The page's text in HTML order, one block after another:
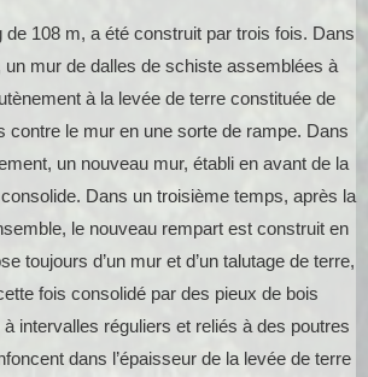
de 108 m, a été construit par trois fois. Dans
un mur de dalles de schiste assemblées à
à la levée de terre constituée de
contre le mur en une sorte de rampe. Dans
un nouveau mur, établi en avant de la
Dans un troisième temps, après la
le nouveau rempart est construit en
toujours d’un mur et d’un talutage de terre,
fois consolidé par des pieux de bois
intervalles réguliers et reliés à des poutres
dans l’épaisseur de la levée de terre